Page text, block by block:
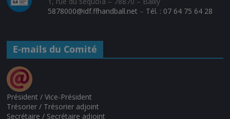
5878000@idf.ffhandball.net – Tél. : 07 64 75 64 28
E-mails du Comité
Président / Vice-Président
Trésorier / Trésorier adjoint
Secrétaire / Secrétaire adjoint